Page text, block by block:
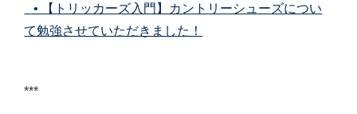
• 【トリッカーズ入門】カントリーシューズについ
て勉強させていただきました！
***